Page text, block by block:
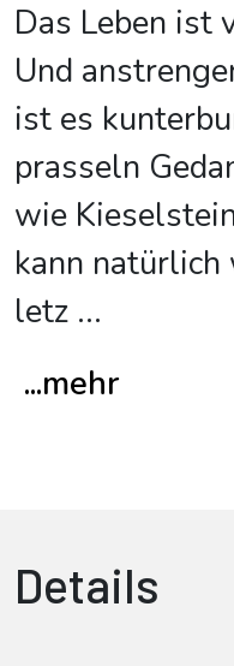
Das Leben ist
Und
ist es
prasseln
wie
kann natürlich
letz ...
...mehr
Details